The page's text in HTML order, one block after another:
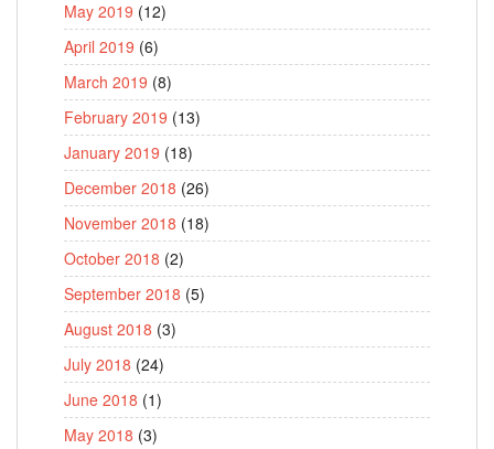
May 2019 (12)
April 2019 (6)
March 2019 (8)
February 2019 (13)
January 2019 (18)
December 2018 (26)
November 2018 (18)
October 2018 (2)
September 2018 (5)
August 2018 (3)
July 2018 (24)
June 2018 (1)
May 2018 (3)